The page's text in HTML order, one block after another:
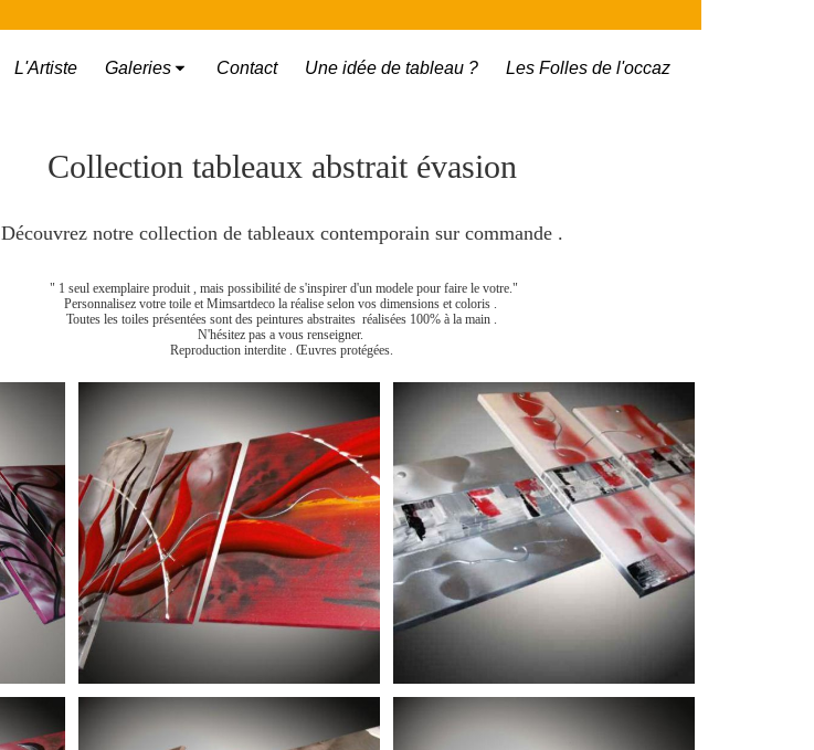
L'Artiste Galeries Contact Une idée de tableau ? Les Folles de l'occaz
Collection tableaux abstrait évasion
Découvrez notre collection de tableaux contemporain sur commande .
" 1 seul exemplaire produit , mais possibilité de s'inspirer d'un modele pour faire le votre."
Personnalisez votre toile et Mimsartdeco la réalise selon vos dimensions et coloris .
Toutes les toiles présentées sont des peintures abstraites réalisées 100% à la main .
N'hésitez pas a vous renseigner.
Reproduction interdite . Œuvres protégées.